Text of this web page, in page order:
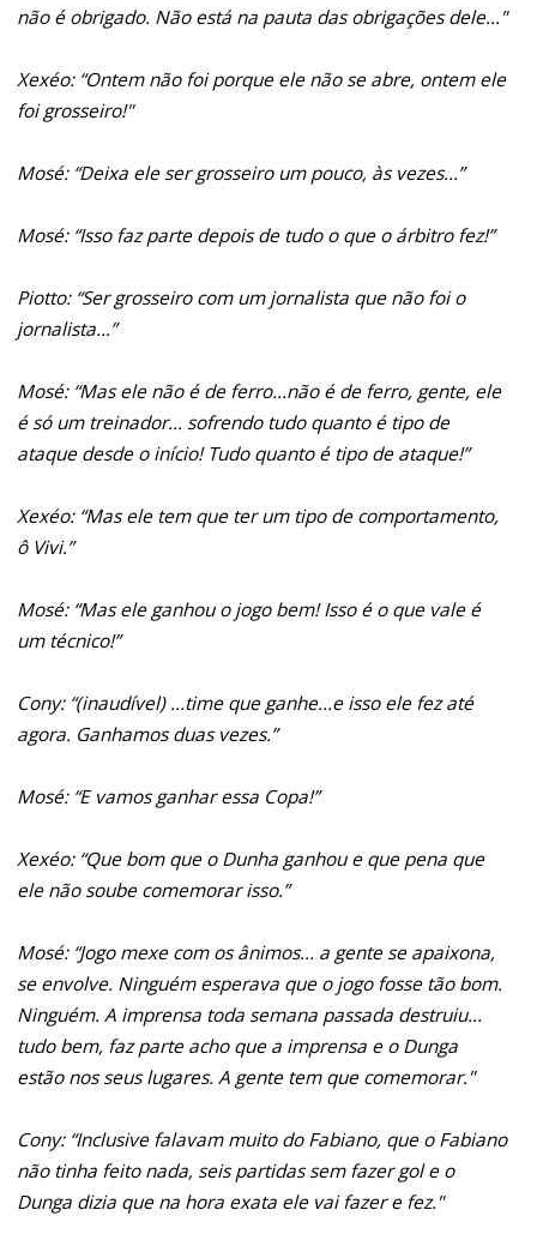
não é obrigado. Não está na pauta das obrigações dele..."
Xexéo: “Ontem não foi porque ele não se abre, ontem ele
foi grosseiro!"
Mosé: “Deixa ele ser grosseiro um pouco, às vezes...”
Mosé: “Isso faz parte depois de tudo o que o árbitro fez!”
Piotto: “Ser grosseiro com um jornalista que não foi o
jornalista...”
Mosé: “Mas ele não é de ferro...não é de ferro, gente, ele
é só um treinador... sofrendo tudo quanto é tipo de
ataque desde o início! Tudo quanto é tipo de ataque!”
Xexéo: “Mas ele tem que ter um tipo de comportamento,
ô Vivi.”
Mosé: “Mas ele ganhou o jogo bem! Isso é o que vale é
um técnico!”
Cony: “(inaudível) ...time que ganhe...e isso ele fez até
agora. Ganhamos duas vezes.”
Mosé: “E vamos ganhar essa Copa!”
Xexéo: “Que bom que o Dunha ganhou e que pena que
ele não soube comemorar isso.”
Mosé: “Jogo mexe com os ânimos... a gente se apaixona,
se envolve. Ninguém esperava que o jogo fosse tão bom.
Ninguém. A imprensa toda semana passada destruiu...
tudo bem, faz parte acho que a imprensa e o Dunga
estão nos seus lugares. A gente tem que comemorar."
Cony: “Inclusive falavam muito do Fabiano, que o Fabiano
não tinha feito nada, seis partidas sem fazer gol e o
Dunga dizia que na hora exata ele vai fazer e fez."